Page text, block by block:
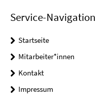
Service-Navigation
Startseite
Mitarbeiter*innen
Kontakt
Impressum